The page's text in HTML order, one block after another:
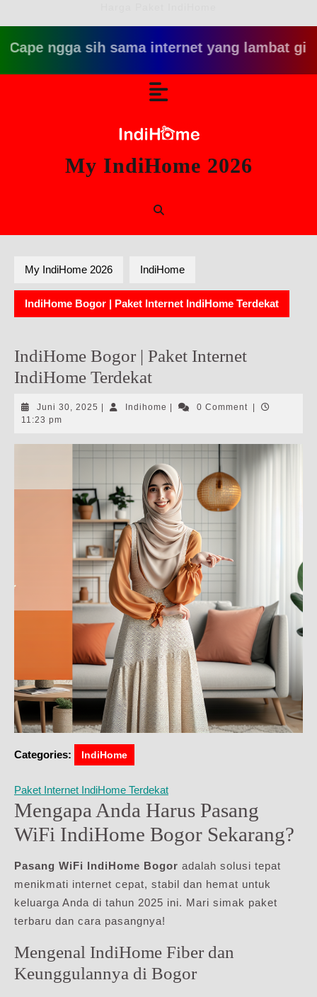
ngga sih sama internet yang lambat gitu
My IndiHome 2026
My IndiHome 2026 IndiHome
IndiHome Bogor | Paket Internet IndiHome Terdekat
IndiHome Bogor | Paket Internet
IndiHome Terdekat
Juni 30, 2025 Juni
Indihome Indihome0 Comment
11:23 pm
Categories: IndiHome
Paket Internet IndiHome Terdekat
Mengapa Anda Harus Pasang
WiFi IndiHome Bogor Sekarang?
Pasang WiFi IndiHome Bogor adalah solusi tepat
menikmati internet cepat, stabil dan hemat untuk
keluarga Anda di tahun 2025 ini. Mari simak paket
terbaru dan cara pasangnya!
Mengenal IndiHome Fiber dan
Keunggulannya di Bogor